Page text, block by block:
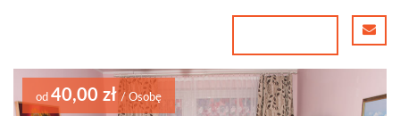
od 40,00 zł/ Osobę